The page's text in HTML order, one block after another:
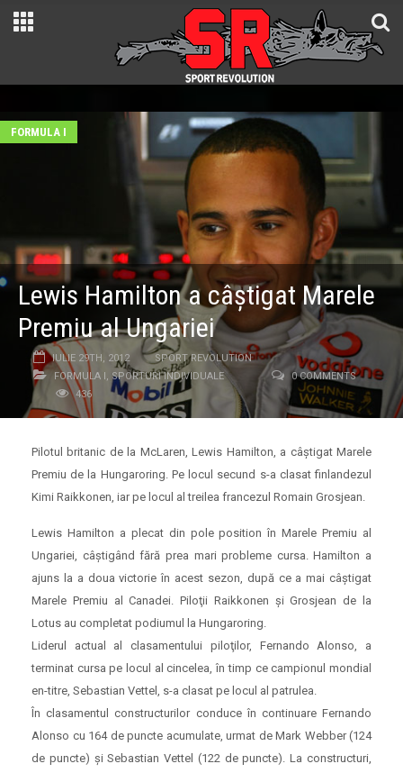
FORMULA I
Lewis Hamilton a câştigat Marele
Premiu al Ungariei
IULIE 29TH, 2012
SPORT REVOLUTION
FORMULA I , SPORTURI INDIVIDUALE
0 COMMENTS
436
Pilotul britanic de la McLaren, Lewis Hamilton, a câştigat Marele
Premiu de la Hungaroring. Pe locul secund s-a clasat finlandezul
Kimi Raikkonen, iar pe locul al treilea francezul Romain Grosjean.
Lewis Hamilton a plecat din pole position în Marele Premiu al
Ungariei, câştigând fără prea mari probleme cursa. Hamilton a
ajuns la a doua victorie în acest sezon, după ce a mai câştigat
Marele Premiu al Canadei. Piloţii Raikkonen şi Grosjean de la
Lotus au completat podiumul la Hungaroring.
Liderul actual al clasamentului piloţilor, Fernando Alonso, a
terminat cursa pe locul al cincelea, în timp ce campionul mondial
en-titre, Sebastian Vettel, s-a clasat pe locul al patrulea.
În clasamentul constructurilor conduce în continuare Fernando
Alonso cu 164 de puncte acumulate, urmat de Mark Webber (124
de puncte) şi Sebastian Vettel (122 de puncte). La constructuri,